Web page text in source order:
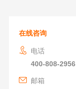
在线咨询
电话
400-808-2956
邮箱